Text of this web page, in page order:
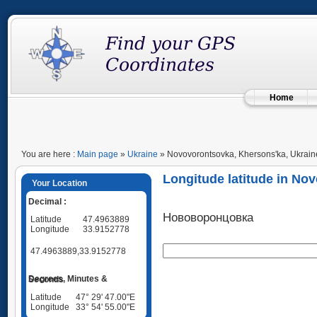
Home
You are here : Main page » Ukraine » Novovorontsovka, Khersons'ka,
Your Location
Decimal :
Latitude
47.4963889
Longitude
33.9152778
47.4963889,33.9152778
Degrees, Minutes & Seconds
Latitude
47° 29' 47.00"E
Longitude
33° 54' 55.00"E
Longitude latitude in
Нововоронцовка